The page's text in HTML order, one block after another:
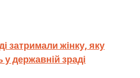
затримали жінку, яку
державній зраді